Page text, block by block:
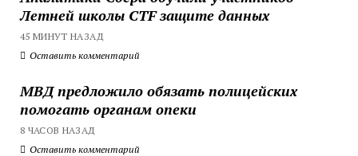
Летней школы CTF защите данных
45 МИНУТ НАЗАД
Оставить комментарий
МВД предложило обязать полицейских
помогать органам опеки
8 ЧАСОВ НАЗАД
Оставить комментарий